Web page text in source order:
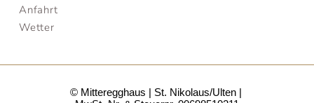
Anfahrt
Wetter
© Mitteregghaus
St. Nikolaus/Ulten